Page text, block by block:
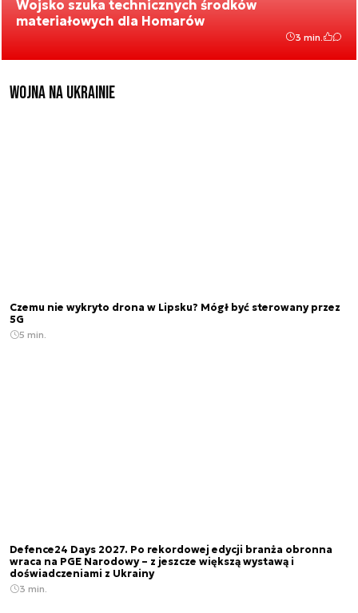
Wojsko szuka technicznych środków
materiałowych dla Homarów
3 min.
Wojna na Ukrainie
Czemu nie wykryto drona w Lipsku? Mógł być sterowany przez
5G
5 min.
Defence24 Days 2027. Po rekordowej edycji branża obronna
wraca na PGE Narodowy – z jeszcze większą wystawą i
doświadczeniami z Ukrainy
3 min.